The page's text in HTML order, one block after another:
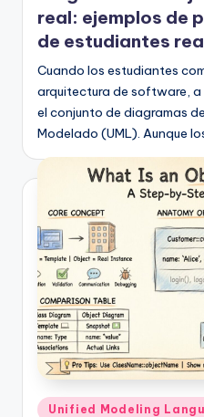
real: ejemplos de
de estudiantes
Cuando los estudiantes
arquitectura de software, a
el conjunto de diagramas
Modelado (UML). Aunque
Publicado
Unified Modeling